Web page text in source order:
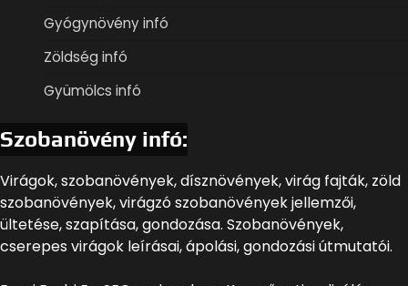
Gyógynövény infó
Zöldség infó
Gyümölcs infó
Szobanövény infó:
Virágok, szobanövények, dísznövények, virág fajták, zöld
szobanövények, virágzó szobanövények jellemzői,
ültetése, szapítása, gondozása. Szobanövények,
cserepes virágok leírásai, ápolási, gondozási útmutatói.